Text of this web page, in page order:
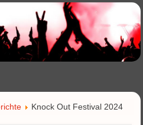
Knock Out Festival 2024